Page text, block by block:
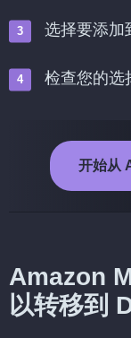
选择要添加
检查您的选
开始从
Amazon
以转移到